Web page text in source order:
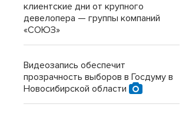
клиентские дни от крупного
девелопера — группы компаний
«СОЮЗ»
Видеозапись обеспечит
прозрачность выборов в Госдуму в
Новосибирской области